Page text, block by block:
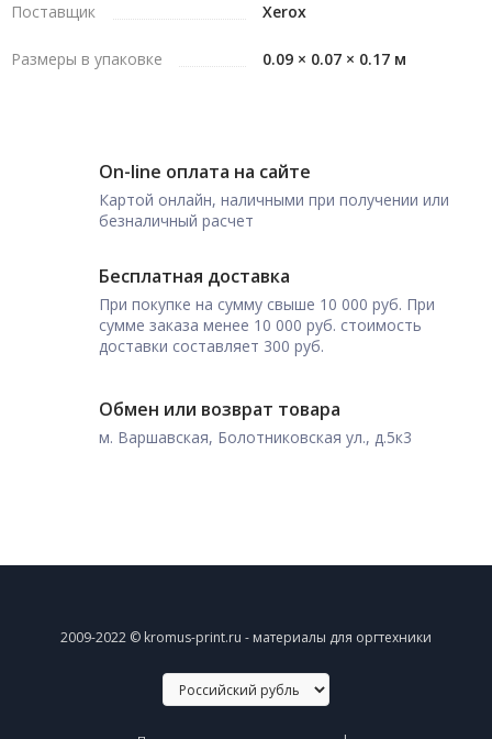
Поставщик Xerox
Размеры в упаковке 0.09 × 0.07 × 0.17 м
On-line оплата на сайте
Картой онлайн, наличными при получении или
безналичный расчет
Бесплатная доставка
При покупке на сумму свыше 10 000 руб. При
сумме заказа менее 10 000 руб. стоимость
доставки составляет 300 руб.
Обмен или возврат товара
м. Варшавская, Болотниковская ул., д.5к3
2009-2022 © kromus-print.ru - материалы для оргтехники